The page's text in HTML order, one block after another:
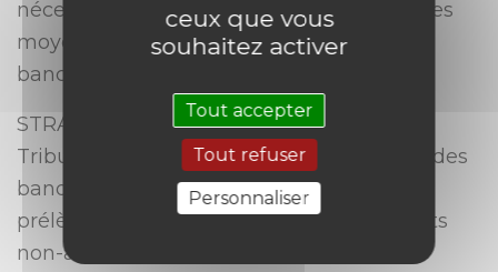
nécessaires depuis la dématérialisation des
moyens de paiement et des opérations
bancaires.
STRATEM AVOCATS intervient devant les
Tribunaux pour obtenir la condamnation des
banques à rembourser à leurs clients des
prélèvements frauduleux ou des virements
non-autorisés. La loi est claire : Toute
ceux que vous
souhaitez activer
Tout accepter
Tout refuser
Personnaliser